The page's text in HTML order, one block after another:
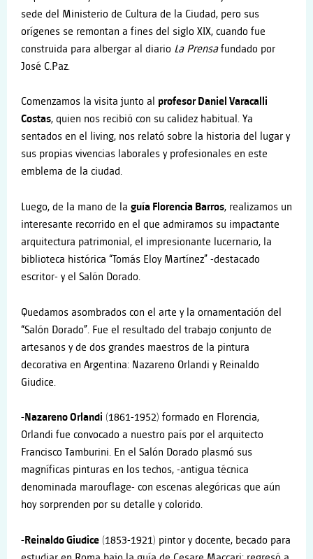
sede del Ministerio de Cultura de la Ciudad, pero sus
orígenes se remontan a fines del siglo XIX, cuando fue
construida para albergar al diario La Prensafundado por
José C.Paz.
Comenzamos la visita junto al profesor Daniel Varacalli
Costas, quien nos recibió con su calidez habitual. Ya
sentados en el living, nos relató sobre la historia del lugar y
sus propias vivencias laborales y profesionales en este
emblema de la ciudad.
Luego, de la mano de la guía Florencia Barros, realizamos un
interesante recorrido en el que admiramos su impactante
arquitectura patrimonial, el impresionante lucernario, la
biblioteca histórica “Tomás Eloy Martínez” -destacado
escritor- y el Salón Dorado.
Quedamos asombrados con el arte y la ornamentación del
“Salón Dorado”. Fue el resultado del trabajo conjunto de
artesanos y de dos grandes maestros de la pintura
decorativa en Argentina: Nazareno Orlandi y Reinaldo
Giudice.
-Nazareno Orlandi (1861-1952) formado en Florencia,
Orlandi fue convocado a nuestro país por el arquitecto
Francisco Tamburini. En el Salón Dorado plasmó sus
magníficas pinturas en los techos, -antigua técnica
denominada marouflage- con escenas alegóricas que aún
hoy sorprenden por su detalle y colorido.
-Reinaldo Giudice (1853-1921) pintor y docente, becado para